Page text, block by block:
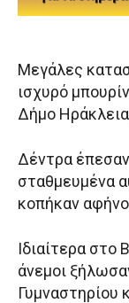
Μεγάλες
ισχυρό
Δήμο
Δέντρα
σταθμευμένα
κοπήκαν
Ιδιαίτερα στο
άνεμοι
Γυμναστηρίου